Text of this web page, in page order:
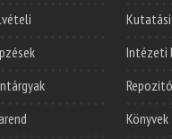
Intézeti
Könyvek